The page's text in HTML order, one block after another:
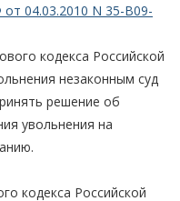
04.03.2010 N 35-В09-
кодекса Российской
незаконным суд
решение об
увольнения на
кодекса Российской